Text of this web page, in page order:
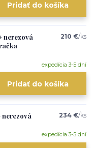
Pridať do košíka
nerezová
210 €/ks
expedícia 3-5 dní
Pridať do košíka
nerezová
234 €/ks
expedícia 3-5 dní